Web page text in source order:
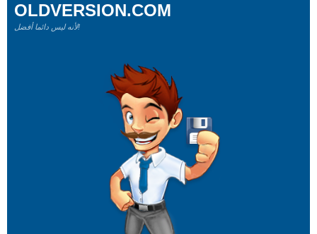
OLDVERSION.COM
لأنه ليس دائما أفضل!